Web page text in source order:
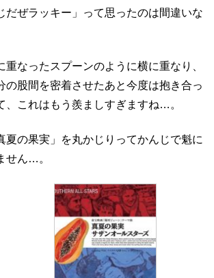
だぜラッキー」って思ったのは間違いな
重なったスプーンのように横に重なり、
の股間を密着させたあと今度は抱き合っ
、これはもう羨ましすぎますね…。
夏の果実」を丸かじりってかんじで魁に
せん…。